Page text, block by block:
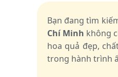
Bạn đang tìm
Chí Minh không
hoa quả đẹp,
trong hành trình